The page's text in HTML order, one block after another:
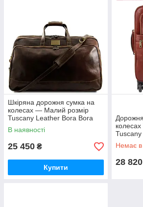
Шкіряна дорожня сумка на
колесах — Малий розмір
Tuscany Leather Bora Bora
TL3065 (Темно-коричневий)
В наявності
25 450 ₴
Купити
Tuscany
Немає в
28 820